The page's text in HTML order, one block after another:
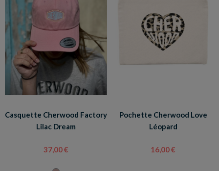
Casquette Cherwood Factory
Lilac Dream
37,00 €
Pochette Cherwood Love
Léopard
16,00 €